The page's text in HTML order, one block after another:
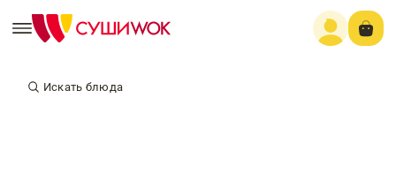
Искать блюда